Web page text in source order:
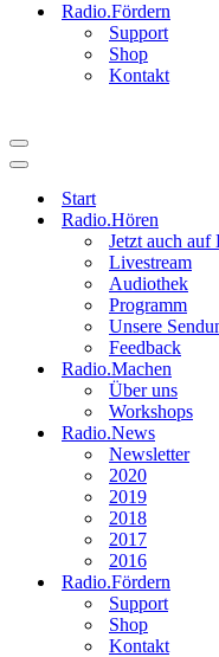
Radio.Fördern
Support
Shop
Kontakt
Navigationsmenü
Navigationsmenü
Start
Radio.Hören
Jetzt auch
Livestream
Audiothek
Programm
Unsere
Feedback
Radio.Machen
Über uns
Workshops
Radio.News
Newsletter
2020
2019
2018
2017
2016
Radio.Fördern
Support
Shop
Kontakt